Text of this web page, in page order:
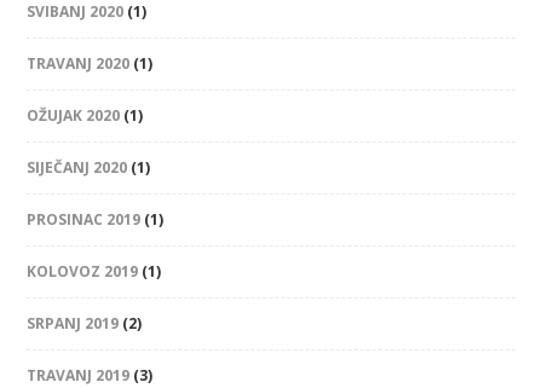
SVIBANJ 2020 (1)
TRAVANJ 2020 (1)
OŽUJAK 2020 (1)
SIJEČANJ 2020 (1)
PROSINAC 2019 (1)
KOLOVOZ 2019 (1)
SRPANJ 2019 (2)
TRAVANJ 2019 (3)